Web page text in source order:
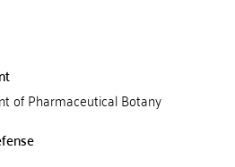
of Pharmaceutical Botany